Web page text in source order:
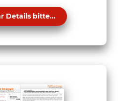
Details bitte...